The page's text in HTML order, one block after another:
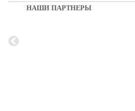
НАШИ ПАРТНЕРЫ